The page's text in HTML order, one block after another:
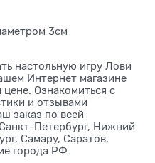
3см
настольную игру Лови
Интернет магазине
Ознакомиться с
и отзывами
заказ по всей
Петербург, Нижний
Самару, Саратов,
города РФ.